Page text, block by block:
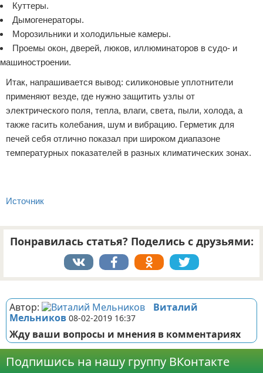
Куттеры.
Дымогенераторы.
Морозильники и холодильные камеры.
Проемы окон, дверей, люков, иллюминаторов в судо- и
машиностроении.
Итак, напрашивается вывод: силиконовые уплотнители
применяют везде, где нужно защитить узлы от
электрического поля, тепла, влаги, света, пыли, холода, а
также гасить колебания, шум и вибрацию. Герметик для
печей себя отлично показал при широком диапазоне
температурных показателей в разных климатических зонах.
Источник
Понравилась статья? Поделись с друзьями:
Автор:
Виталий
Мельников 08-02-2019 16:37
Жду ваши вопросы и мнения в комментариях
Подпишись на нашу группу ВКонтакте